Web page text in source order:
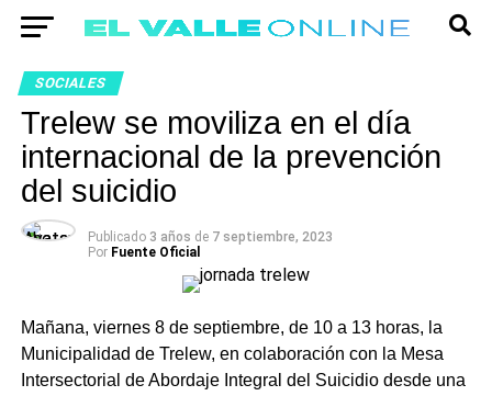
SOCIALES
Trelew se moviliza en el día
internacional de la prevención
del suicidio
Publicado 3 años de 7 septiembre, 2023
Por Fuente Oficial
Mañana, viernes 8 de septiembre, de 10 a 13 horas, la
Municipalidad de Trelew, en colaboración con la Mesa
Intersectorial de Abordaje Integral del Suicidio desde una